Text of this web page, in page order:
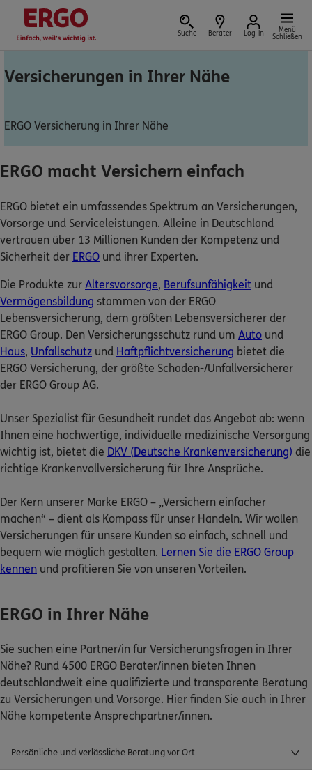
Suche Berater Log-in
Menü
Schließen
Schaden oder Leistungsfall melden
Bequem online oder telefonisch
Rechnung einreichen
Nicht sicher, was Sie benötigen?
Bequem online oder telefonisch
Service
Meine Versicherungen
Sehen Sie auf einen Blick Ihre Versicherungen bei ERGO,
Zum Kundenportal
Schaden oder Leistungsfall melden
Bequem online oder telefonisch
Versicherungen in Ihrer Nähe
ERGO Versicherung in Ihrer Nähe
ERGO macht Versichern einfach
ERGO bietet ein umfassendes Spektrum an Versicherungen,
Vorsorge und Serviceleistungen. Alleine in Deutschland
vertrauen über 13 Millionen Kunden der Kompetenz und
Sicherheit der ERGO und ihrer Experten.
Die Produkte zur Altersvorsorge, Berufsunfähigkeit und
Vermögensbildung stammen von der ERGO
Lebensversicherung, dem größten Lebensversicherer der
ERGO Group. Den Versicherungsschutz rund um Auto und
Haus, Unfallschutz und Haftpflichtversicherung bietet die
ERGO Versicherung, der größte Schaden-/Unfallversicherer
der ERGO Group AG.
Unser Spezialist für Gesundheit rundet das Angebot ab: wenn
Ihnen eine hochwertige, individuelle medizinische Versorgung
wichtig ist, bietet die DKV (Deutsche Krankenversicherung) die
richtige Krankenvollversicherung für Ihre Ansprüche.
Der Kern unserer Marke ERGO – „Versichern einfacher
machen“ – dient als Kompass für unser Handeln. Wir wollen
Versicherungen für unsere Kunden so einfach, schnell und
bequem wie möglich gestalten. Lernen Sie die ERGO Group
kennen und profitieren Sie von unseren Vorteilen.
ERGO in Ihrer Nähe
Sie suchen eine Partner/in für Versicherungsfragen in Ihrer
Nähe? Rund 4500 ERGO Berater/innen bieten Ihnen
deutschlandweit eine qualifizierte und transparente Beratung
zu Versicherungen und Vorsorge. Hier finden Sie auch in Ihrer
Nähe kompetente Ansprechpartner/innen.
Persönliche und verlässliche Beratung vor Ort